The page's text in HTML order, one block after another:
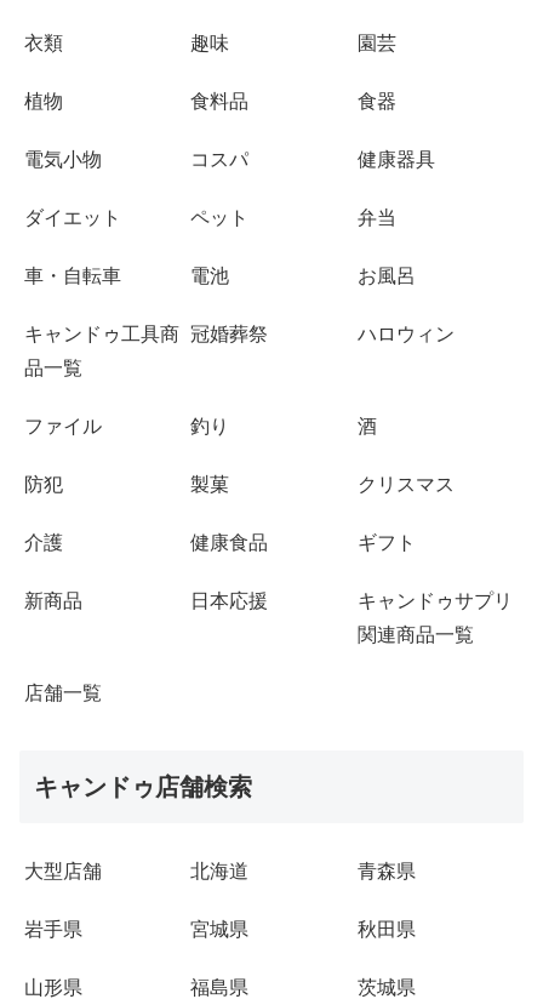
衣類 趣味 園芸
植物 食料品 食器
電気小物 コスパ 健康器具
ダイエット ペット 弁当
車・自転車 電池 お風呂
キャンドゥ工具商
品一覧
冠婚葬祭 ハロウィン
ファイル 釣り 酒
防犯 製菓 クリスマス
介護 健康食品 ギフト
新商品 日本応援
キャンドゥサプリ
関連商品一覧
店舗一覧
キャンドゥ店舗検索
大型店舗 北海道 青森県
岩手県 宮城県 秋田県
山形県 福島県 茨城県